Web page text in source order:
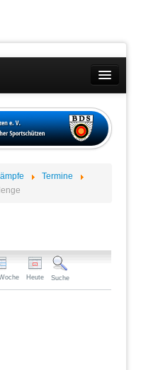
Termine
Heute Suche